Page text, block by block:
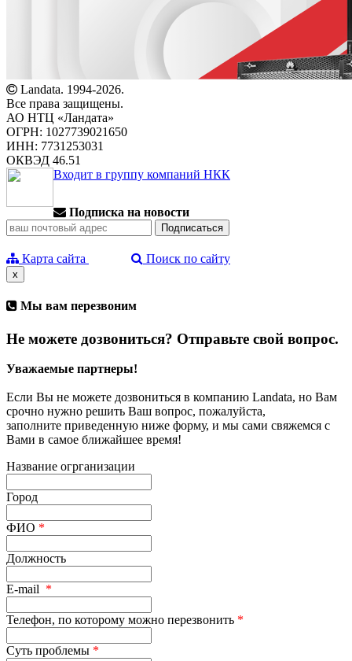
Landata. 1994-2026.
Все права защищены.
АО НТЦ «Ландата»
ОГРН: 1027739021650
ИНН: 7731253031
ОКВЭД 46.51
Входит в группу компаний НКК
Подписка на новости
Карта сайта Поиск по сайту
x
Мы вам перезвоним
Не можете дозвониться? Отправьте свой вопрос.
Уважаемые партнеры!
Если Вы не можете дозвониться в компанию Landata, но Вам
срочно нужно решить Ваш вопрос, пожалуйста,
заполните приведенную ниже форму, и мы сами свяжемся с
Вами в самое ближайшее время!
Название огрганизации
Город
ФИО *
Должность
E-mail *
Телефон, по которому можно перезвонить *
Суть проблемы *